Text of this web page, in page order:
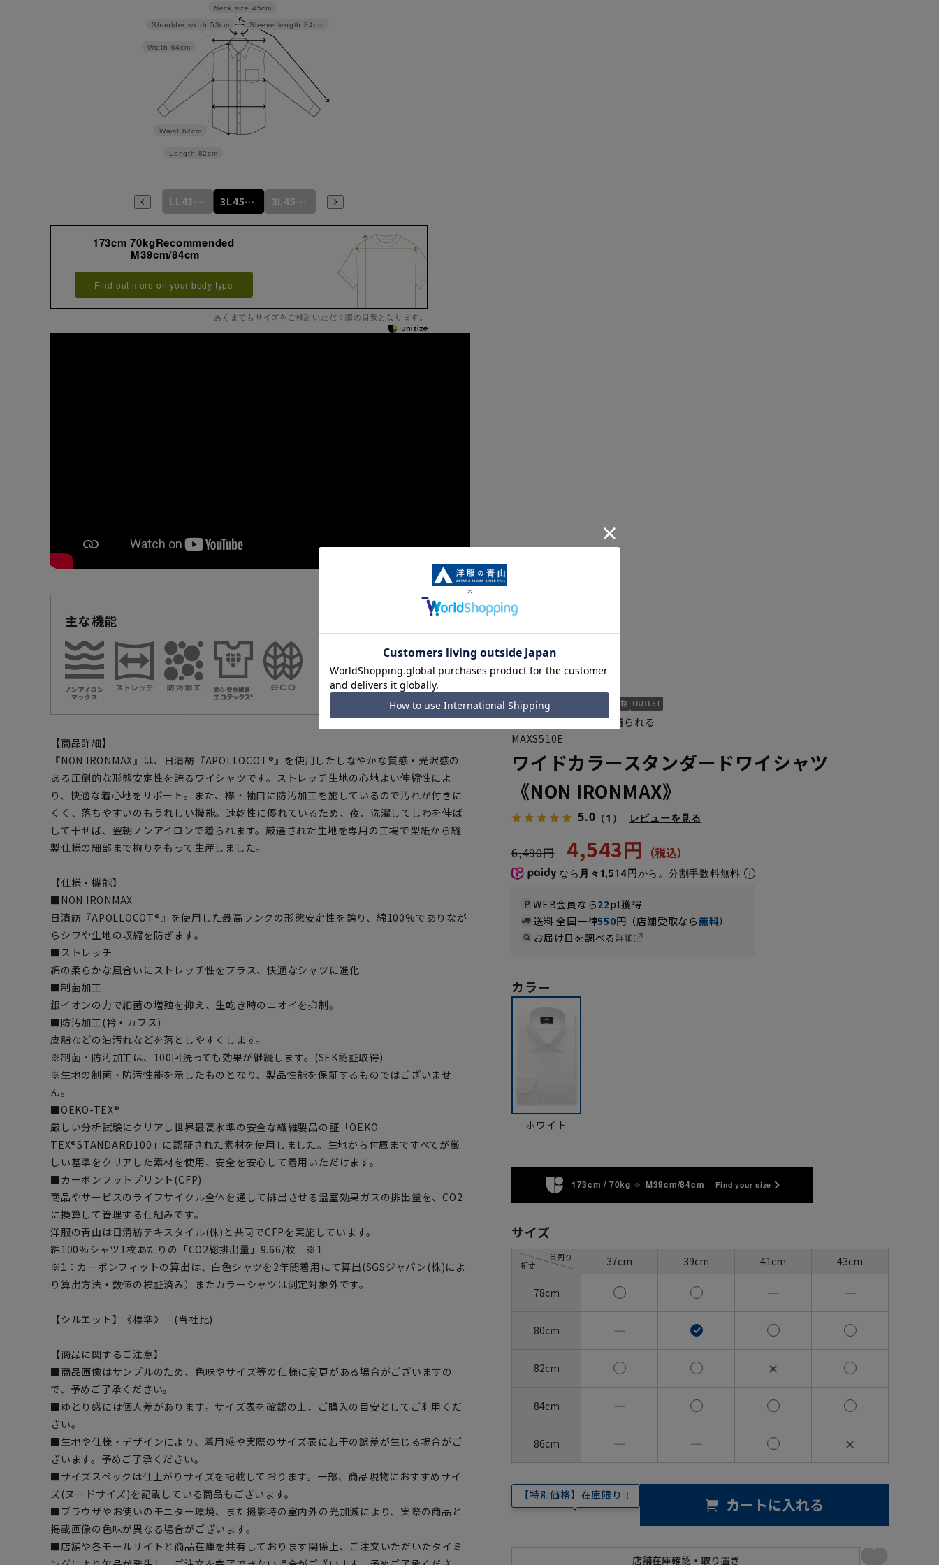
Sleeve length 84cm
Neck size 45cm
Length 82cm
Waist 62cm
Width 64cm
Shoulder width 53cm
LL43cm/82cm LL43cm/86cm 3L45cm/84cm 3L45cm/88cm
173cm 70kgRecommended
M39cm/84cm
Find out more on your body type
あくまでもサイズをご検討いただく際の目安となります。
主な機能 機能一覧
【商品詳細】
『NON IRONMAX』は、日清紡『APOLLOCOT®』を使用したしなやかな質感・光沢感の
ある圧倒的な形態安定性を誇るワイシャツです。ストレッチ生地の心地よい伸縮性によ
り、快適な着心地をサポート。また、襟・袖口に防汚加工を施しているので汚れが付きに
くく、落ちやすいのもうれしい機能。速乾性に優れているため、夜、洗濯してしわを伸ば
して干せば、翌朝ノンアイロンで着られます。厳選された生地を専用の工場で型紙から縫
製仕様の細部まで拘りをもって生産しました。
【仕様・機能】
■NON IRONMAX
日清紡『APOLLOCOT®』を使用した最高ランクの形態安定性を誇り、綿100%でありなが
らシワや生地の収縮を防ぎます。
■ストレッチ
綿の柔らかな風合いにストレッチ性をプラス、快適なシャツに進化
■制菌加工
銀イオンの力で細菌の増殖を抑え、生乾き時のニオイを抑制。
■防汚加工(衿・カフス)
皮脂などの油汚れなどを落としやすくします。
※制菌・防汚加工は、100回洗っても効果が継続します。(SEK認証取得)
※生地の制菌・防汚性能を示したものとなり、製品性能を保証するものではございませ
ん。
■OEKO-TEX®
厳しい分析試験にクリアし世界最高水準の安全な繊維製品の証「OEKO-
TEX®STANDARD100」に認証された素材を使用しました。生地から付属まですべてが厳
しい基準をクリアした素材を使用、安全を安心して着用いただけます。
■カーボンフットプリント(CFP)
商品やサービスのライフサイクル全体を通して排出させる温室効果ガスの排出量を、CO2
に換算して管理する仕組みです。
洋服の青山は日清紡テキスタイル(株)と共同でCFPを実施しています。
綿100%シャツ1枚あたりの「CO2総排出量」9.66/枚 ※1
※1：カーボンフィットの算出は、白色シャツを2年間着用にて算出(SGSジャパン(株)によ
り算出方法・数値の検証済み）またカラーシャツは測定対象外です。
【シルエット】《標準》 (当社比)
【商品に関するご注意】
■商品画像はサンプルのため、色味やサイズ等の仕様に変更がある場合がございますの
で、予めご了承ください。
■ゆとり感には個人差があります。サイズ表を確認の上、ご購入の目安としてご利用くだ
さい。
■生地や仕様・デザインにより、着用感や実際のサイズ表に若干の誤差が生じる場合がご
ざいます。予めご了承ください。
■サイズスペックは仕上がりサイズを記載しております。一部、商品現物におすすめサイ
ズ(ヌードサイズ)を記載している商品もございます。
■ブラウザやお使いのモニター環境、また撮影時の室内外の光加減により、実際の商品と
掲載画像の色味が異なる場合がございます。
■店舗や各モールサイトと商品在庫を共有しております関係上、ご注文いただいたタイミ
洗って干してそのまま着られる
MAXS510E
ワイドカラースタンダードワイシャツ
《NON IRONMAX》
5.0 （1） レビューを見る
6,490円 4,543円
なら 月々1,514円から。分割手数料無料
WEB会員なら22pt獲得
送料 全国一律550円（店舗受取なら無料）
お届け日を調べる詳細
カラー
ホワイト
173cm / 70kg M39cm/84cm Find your size
サイズ
裄丈
首周り 37cm 39cm 41cm 43cm
78cm ― ―
80cm ―
82cm ✕
84cm ―
86cm ― ― ✕
【特別価格】在庫限り！ カートに入れる